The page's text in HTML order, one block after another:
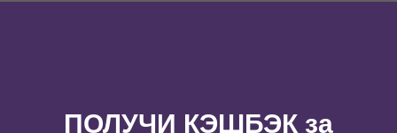
ПОЛУЧИ КЭШБЭК за